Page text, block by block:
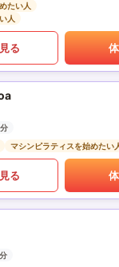
たい人
人
る
マシンピラティスを始めたい
る